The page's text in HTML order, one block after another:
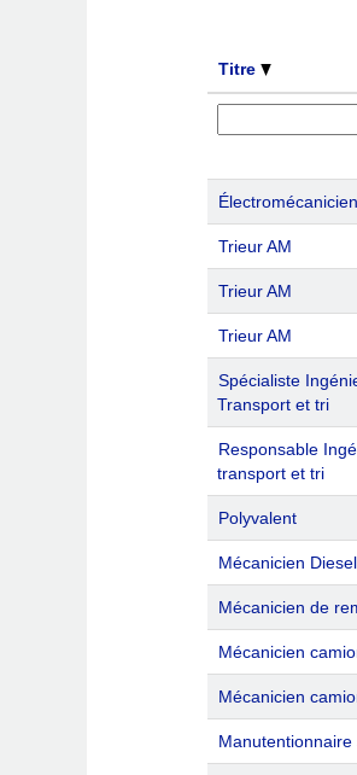
Titre
Trieur AM
Trieur AM
Trieur AM
Spécialiste
Transport et tri
Responsable
transport et tri
Polyvalent
Mécanicien Diesel
Mécanicien de
Mécanicien
Mécanicien
Manutentionnaire